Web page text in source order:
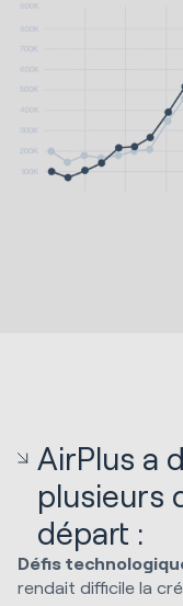
AirPlus a
plusieurs
départ :
Défis
rendait difficile la